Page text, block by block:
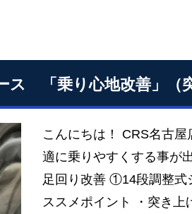
「乗り心地改善」（
こんにちは！ CRS名古
適に乗りやすくする事が
足回り改善 ①14段調整式
ススメポイント ・突き